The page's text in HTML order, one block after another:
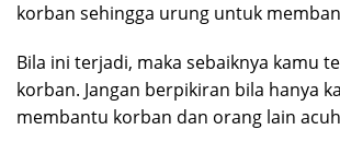
korban sehingga urung untuk
Bila ini terjadi, maka sebaiknya kamu
korban. Jangan berpikiran bila hanya
membantu korban dan orang lain